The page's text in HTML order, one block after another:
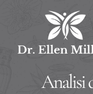
Analisi